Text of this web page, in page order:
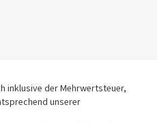
inklusive der Mehrwertsteuer,
unserer